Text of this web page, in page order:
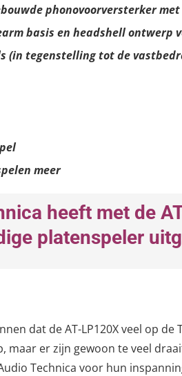
phonovoorversterker
basis en headshell ontwerp
(in tegenstelling tot de
meer
heeft met de
platenspeler
dat de AT-LP120X veel op de
maar er zijn gewoon te veel
Technica voor hun